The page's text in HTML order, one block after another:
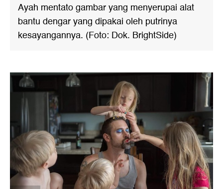
Ayah mentato gambar yang menyerupai alat
bantu dengar yang dipakai oleh putrinya
kesayangannya. (Foto: Dok. BrightSide)